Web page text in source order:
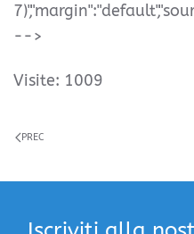
-->
Visite: 1009
PREC